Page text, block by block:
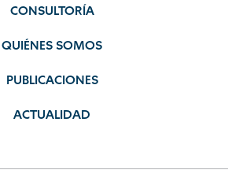
CONSULTORÍA
QUIÉNES SOMOS
PUBLICACIONES
ACTUALIDAD